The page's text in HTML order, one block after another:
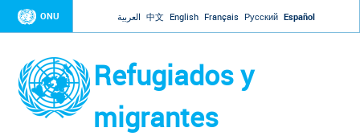
Jump to navigation
ONU العربية 中文 English Français Русский Español
Refugiados y
migrantes